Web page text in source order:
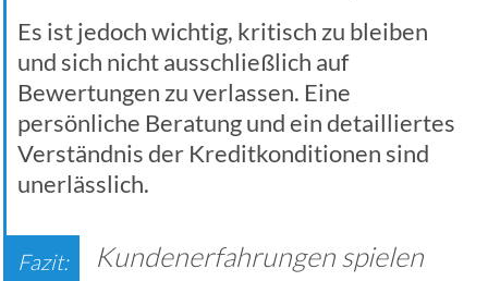
Es ist jedoch wichtig, kritisch zu bleiben
und sich nicht ausschließlich auf
Bewertungen zu verlassen. Eine
persönliche Beratung und ein detailliertes
Verständnis der Kreditkonditionen sind
unerlässlich.
Kundenerfahrungen spielen